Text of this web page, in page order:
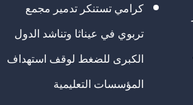
كرامي تستنكر تدمير مجمع
تربوي في عيناثا وتناشد الدول
الكبرى للضغط لوقف استهداف
المؤسسات التعليمية